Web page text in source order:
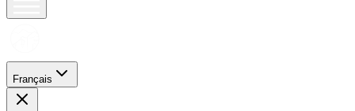
Français